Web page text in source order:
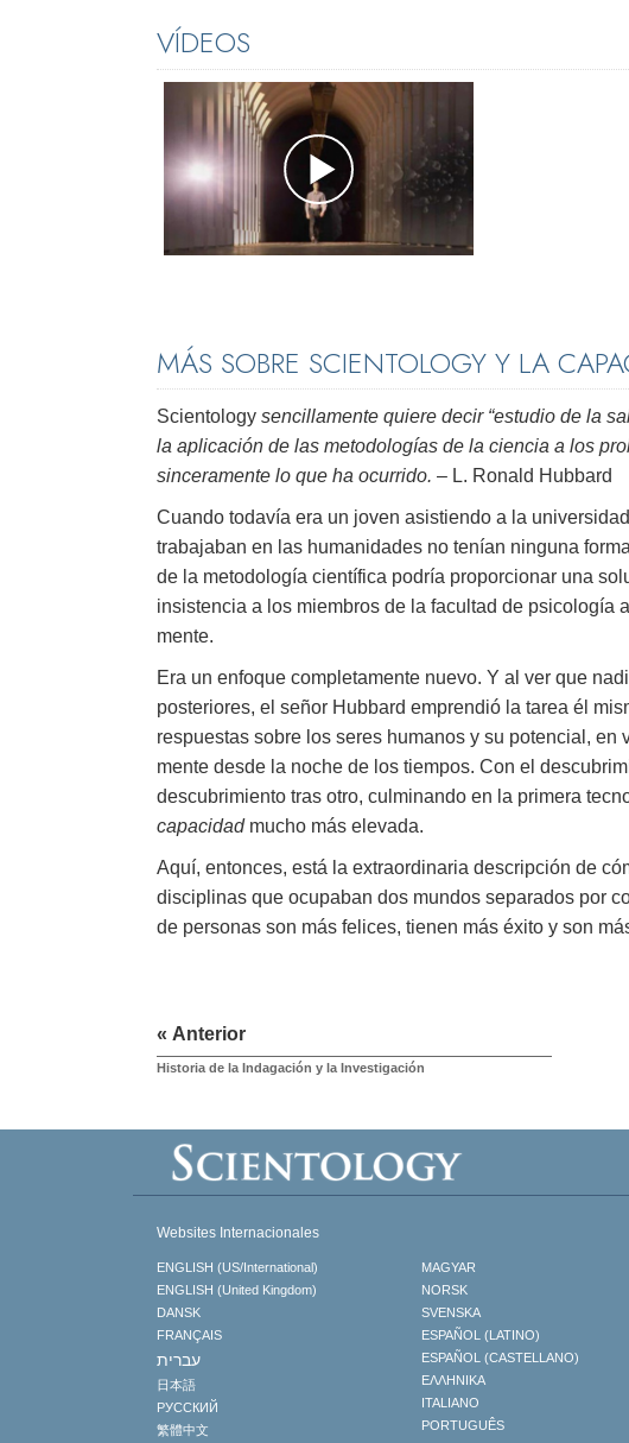
VÍDEOS
MÁS SOBRE SCIENTOLOGY Y LA
Scientology sencillamente quiere decir “estudio de la
la aplicación de las metodologías de la ciencia a los
sinceramente lo que ha ocurrido. – L. Ronald Hubbard
Cuando todavía era un joven asistiendo a la
trabajaban en las humanidades no tenían ninguna
de la metodología científica podría proporcionar una
insistencia a los miembros de la facultad de psicología
mente.
Era un enfoque completamente nuevo. Y al ver que
posteriores, el señor Hubbard emprendió la tarea él
respuestas sobre los seres humanos y su potencial,
mente desde la noche de los tiempos. Con el
descubrimiento tras otro, culminando en la primera
capacidadmucho más elevada.
Aquí, entonces, está la extraordinaria descripción de
disciplinas que ocupaban dos mundos separados por
de personas son más felices, tienen más éxito y son
« Anterior
Historia de la Indagación y la Investigación
Websites Internacionales
ENGLISH (US/International)
ENGLISH (United Kingdom)
DANSK
FRANÇAIS
עברית
日本語
РУССКИЙ
繁體中文
MAGYAR
NORSK
SVENSKA
ESPAÑOL (LATINO)
ESPAÑOL (CASTELLANO)
ΕΛΛΗΝΙΚA
ITALIANO
PORTUGUÊS